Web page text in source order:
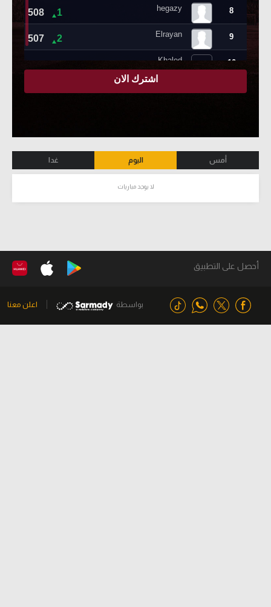
أمس اليوم غدا
لا يوجد مباريات
أحصل على التطبيق
بواسطة اعلن معنا